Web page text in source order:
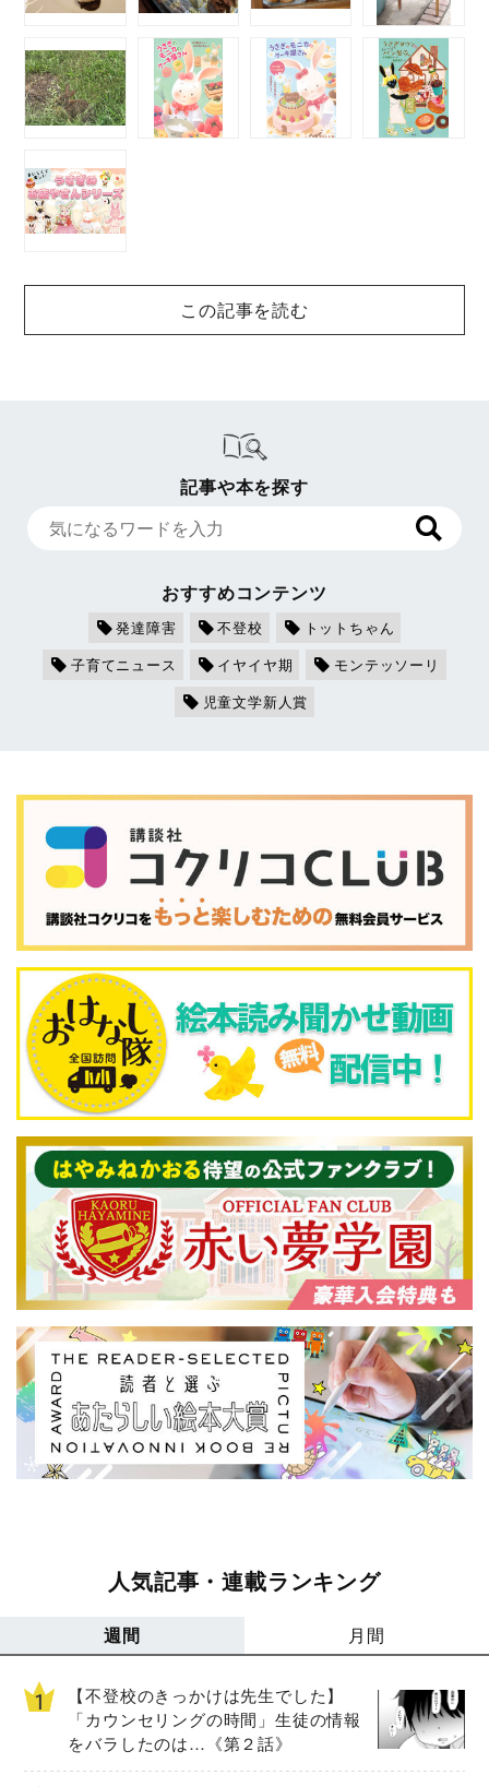
この記事を読む
記事や本を探す
おすすめコンテンツ
発達障害 不登校
トットちゃん
子育てニュース
イヤイヤ期
モンテッソーリ
児童文学新人賞
人気記事・連載ランキング
週間 月間
【不登校のきっかけは先生でした】
「カウンセリングの時間」生徒の情報
をバラしたのは…《第２話》